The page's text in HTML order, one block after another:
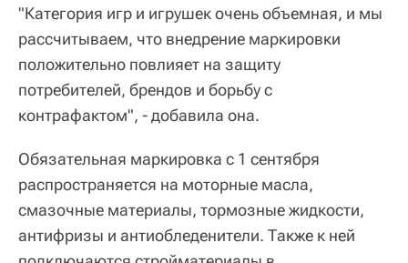
"Категория игр и игрушек очень объемная, и мы
рассчитываем, что внедрение маркировки
положительно повлияет на защиту
потребителей, брендов и борьбу с
контрафактом", - добавила она.
Обязательная маркировка с 1 сентября
распространяется на моторные масла,
смазочные материалы, тормозные жидкости,
антифризы и антиобледенители. Также к ней